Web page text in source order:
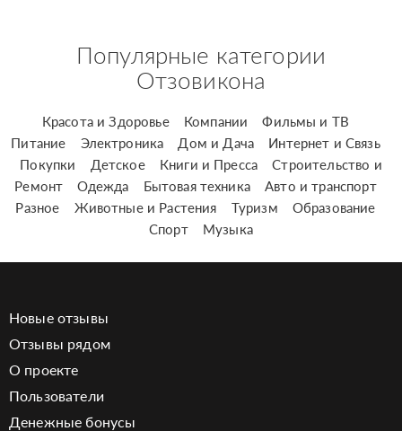
Популярные категории
Отзовикона
Красота и Здоровье Компании
Фильмы и ТВ
Питание
Электроника Дом и Дача
Интернет и Связь
Покупки
Детское Книги и Пресса
Строительство и
Ремонт
Одежда Бытовая техника
Авто и транспорт
Разное
Животные и Растения Туризм
Образование
Спорт
Музыка
Новые отзывы
Отзывы рядом
О проекте
Пользователи
Денежные бонусы